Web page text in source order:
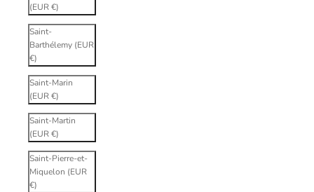
(EUR €)
Saint-
Barthélemy (EUR
€)
Saint-Marin
(EUR €)
Saint-Martin
(EUR €)
Saint-Pierre-et-
Miquelon (EUR
€)